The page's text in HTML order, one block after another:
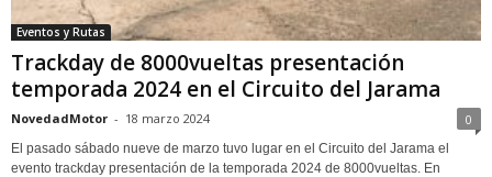
Eventos y Rutas
Trackday de 8000vueltas presentación
temporada 2024 en el Circuito del Jarama
NovedadMotor - 18 marzo 2024 0
El pasado sábado nueve de marzo tuvo lugar en el Circuito del Jarama el
evento trackday presentación de la temporada 2024 de 8000vueltas. En